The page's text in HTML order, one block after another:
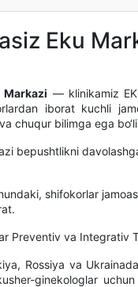
Eku
Markazi — klinikamiz
iborat kuchli
chuqur bilimga ega
bepushtlikni
shifokorlar
Preventiv va Integrativ
Rossiya va
ginekologlar